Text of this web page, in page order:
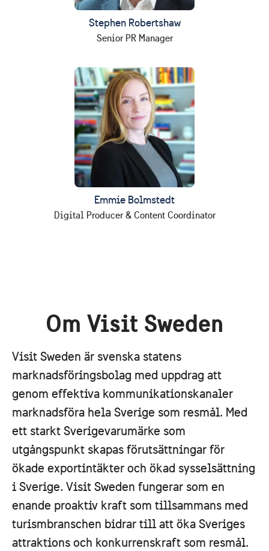
Stephen Robertshaw
Senior PR Manager
Emmie Bolmstedt
Digital Producer & Content Coordinator
Om Visit Sweden
Visit Sweden är svenska statens
marknadsföringsbolag med uppdrag att
genom effektiva kommunikationskanaler
marknadsföra hela Sverige som resmål. Med
ett starkt Sverigevarumärke som
utgångspunkt skapas förutsättningar för
ökade exportintäkter och ökad sysselsättning
i Sverige. Visit Sweden fungerar som en
enande proaktiv kraft som tillsammans med
turismbranschen bidrar till att öka Sveriges
attraktions och konkurrenskraft som resmål.